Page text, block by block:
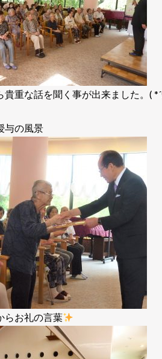
貴重な話を聞く事が出来ました。(
与の風景
らお礼の言葉